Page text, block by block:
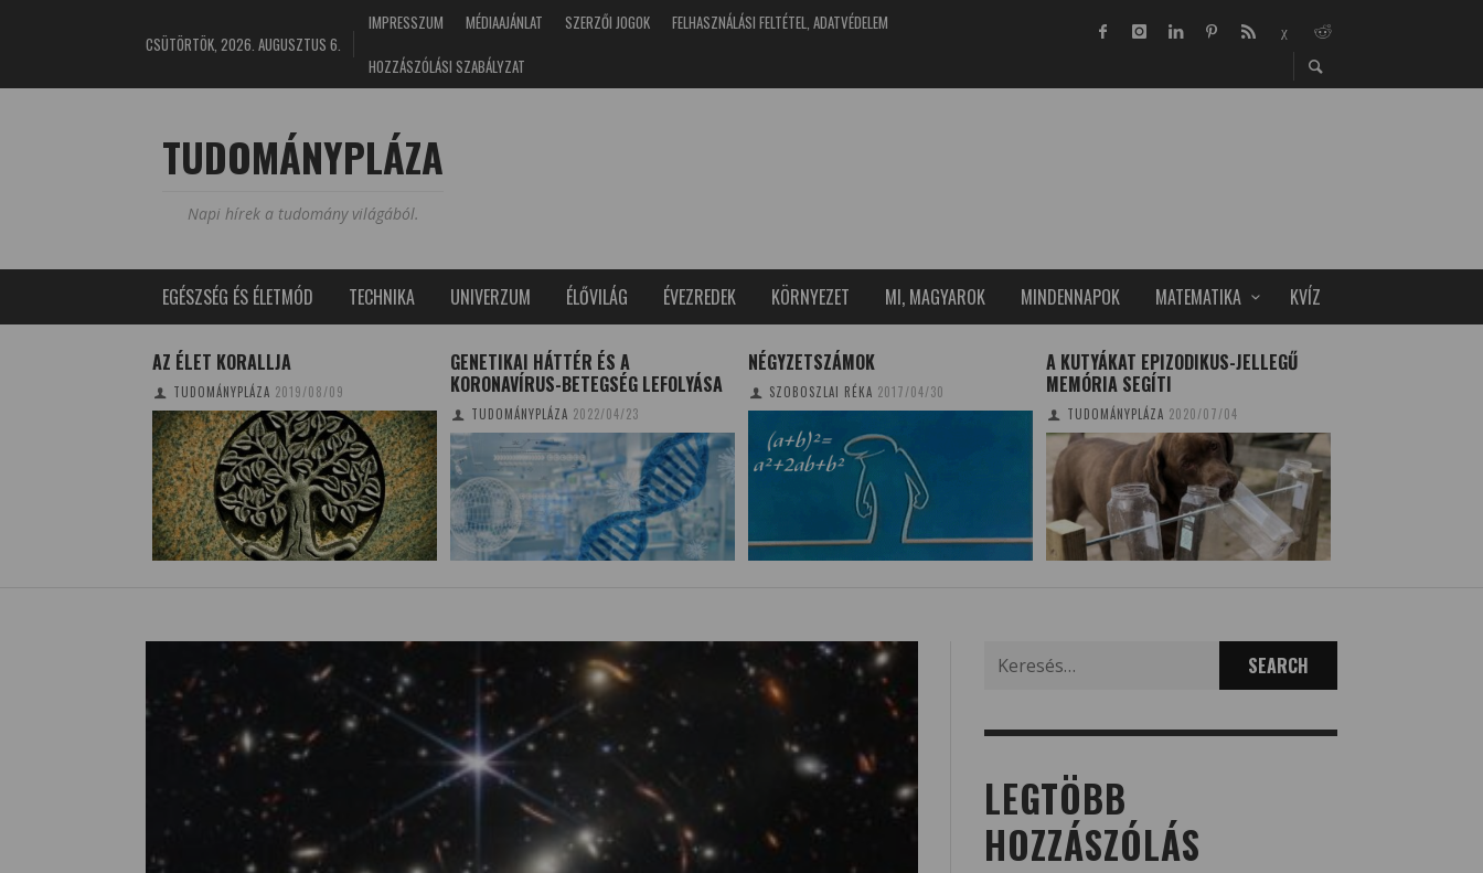
CSÜTÖRTÖK, 2026. AUGUSZTUS 6.
IMPRESSZUM MÉDIAAJÁNLAT SZERZŐI JOGOK
FELHASZNÁLÁSI FELTÉTEL, ADATVÉDELEM
HOZZÁSZÓLÁSI SZABÁLYZAT
TUDOMÁNYPLÁZA
Napi hírek a tudomány világából.
EGÉSZSÉG ÉS ÉLETMÓD TECHNIKA UNIVERZUM ÉLŐVILÁG ÉVEZREDEK KÖRNYEZET MI, MAGYAROK MINDENNAPOK MATEMATIKA KVÍZ
AZ ÉLET KORALLJA
TUDOMÁNYPLÁZA 2019/08/09
GENETIKAI HÁTTÉR ÉS A
KORONAVÍRUS-BETEGSÉG LEFOLYÁSA
TUDOMÁNYPLÁZA 2022/04/23
NÉGYZETSZÁMOK
SZOBOSZLAI RÉKA 2017/04/30
A KUTYÁKAT EPIZODIKUS-JELLEGŰ
MEMÓRIA SEGÍTI
TUDOMÁNYPLÁZA 2020/07/04
for:
LEGTÖBB
HOZZÁSZÓLÁS